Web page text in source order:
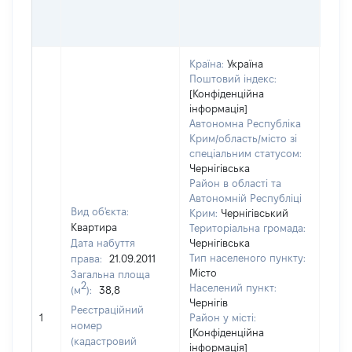
1
Вид об'єкта:
Квартира
Дата набуття
права:
21.09.2011
Загальна площа
(м2):
38,8
Реєстраційний
номер
(кадастровий
Країна: Україна
Поштовий індекс:
[Конфіденційна
інформація]
Автономна Республіка
Крим/область/місто зі
спеціальним статусом:
Чернігівська
Район в області та
Автономній Республіці
Крим: Чернігівський
Територіальна громада:
Чернігівська
Тип населеного пункту:
Місто
Населений пункт:
Чернігів
Район у місті:
[Конфіденційна
інформація]